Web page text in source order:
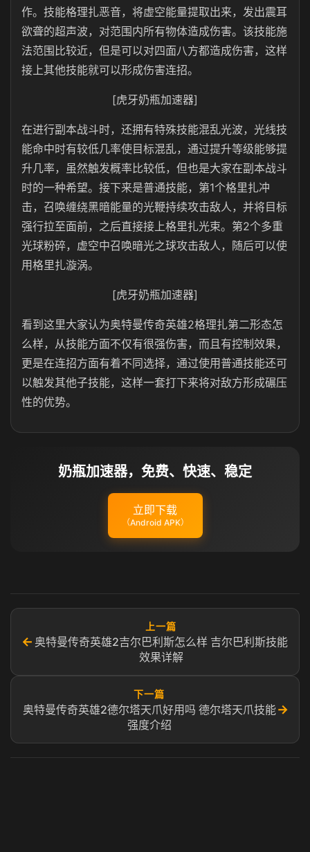
作。技能格理扎恶音，将虚空能量提取出来，发出震耳
欲聋的超声波，对范围内所有物体造成伤害。该技能施
法范围比较近，但是可以对四面八方都造成伤害，这样
接上其他技能就可以形成伤害连招。
[虎牙奶瓶加速器]
在进行副本战斗时，还拥有特殊技能混乱光波，光线技
能命中时有较低几率使目标混乱，通过提升等级能够提
升几率，虽然触发概率比较低，但也是大家在副本战斗
时的一种希望。接下来是普通技能，第1个格里扎冲
击，召唤缠绕黑暗能量的光鞭持续攻击敌人，并将目标
强行拉至面前，之后直接接上格里扎光束。第2个多重
光球粉碎，虚空中召唤暗光之球攻击敌人，随后可以使
用格里扎漩涡。
[虎牙奶瓶加速器]
看到这里大家认为奥特曼传奇英雄2格理扎第二形态怎
么样，从技能方面不仅有很强伤害，而且有控制效果，
更是在连招方面有着不同选择，通过使用普通技能还可
以触发其他子技能，这样一套打下来将对敌方形成碾压
性的优势。
奶瓶加速器，免费、快速、稳定
立即下载
（Android APK）
←
上一篇
奥特曼传奇英雄2吉尔巴利斯怎么样 吉尔巴利斯技能
效果详解
下一篇
奥特曼传奇英雄2德尔塔天爪好用吗 德尔塔天爪技能
强度介绍
→